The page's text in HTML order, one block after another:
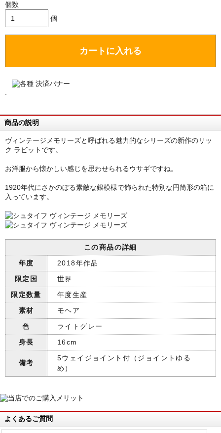
個数
個
カートに入れる
商品の説明
ヴィンテージメモリーズと呼ばれる魅力的なシリーズの新作のリッ
ク ラビットです。
お洋服から懐かしい感じを思わせられるウサギですね。
1920年代にさかのぼる素敵な銀模様で飾られた特別な円筒形の箱に
入っています。
この商品の詳細
年度
2018年作品
限定国
世界
限定数量
年度生産
素材
モヘア
色
ライトグレー
身長
16cm
備考
5ウェイジョイント付（ジョイントゆる
め）
よくあるご質問